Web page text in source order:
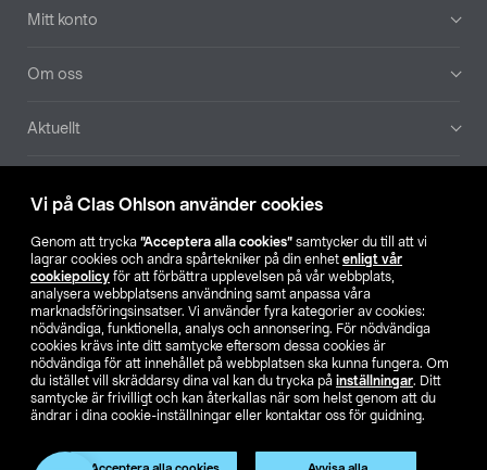
Vi på Clas Ohlson använder cookies
Genom att trycka ”Acceptera alla cookies” samtycker du till att vi
lagrar cookies och andra spårtekniker på din enhet enligt vår
cookiepolicy för att förbättra upplevelsen på vår webbplats,
analysera webbplatsens användning samt anpassa våra
marknadsföringsinsatser. Vi använder fyra kategorier av cookies:
nödvändiga, funktionella, analys och annonsering. För nödvändiga
cookies krävs inte ditt samtycke eftersom dessa cookies är
nödvändiga för att innehållet på webbplatsen ska kunna fungera. Om
du istället vill skräddarsy dina val kan du trycka på inställningar. Ditt
samtycke är frivilligt och kan återkallas när som helst genom att du
ändrar i dina cookie-inställningar eller kontaktar oss för guidning.
Produkten har utgått
Mitt konto
Om oss
Aktuellt
Hitta butik
SE NO FI
Ändra till priser exklusive moms